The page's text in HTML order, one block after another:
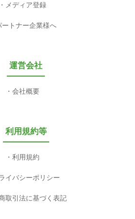
メディア登録
ートナー企業様へ
運営会社
会社概要
利用規約等
利用規約
イバシーポリシー
取引法に基づく表記